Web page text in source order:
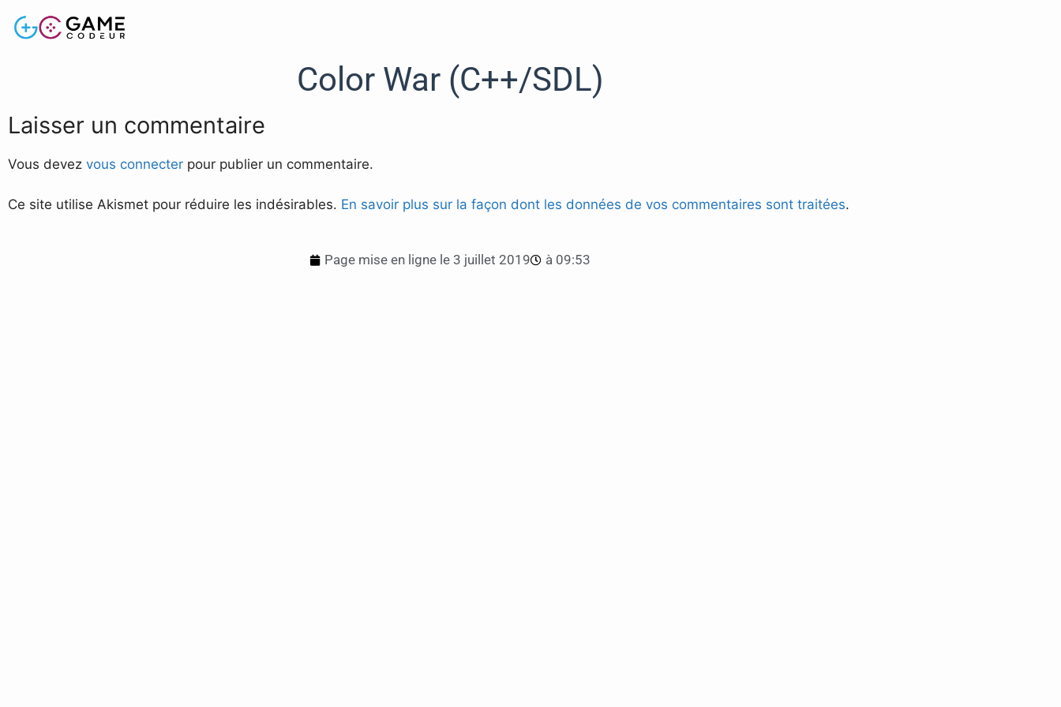
Color War (C++/SDL)
Laisser un commentaire
Vous devez vous connecter pour publier un commentaire.
Ce site utilise Akismet pour réduire les indésirables. En savoir plus sur la façon dont les données de vos commentaires sont traitées.
Page mise en ligne le 3 juillet 2019 à 09:53